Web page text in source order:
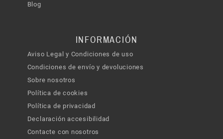
Blog
INFORMACIÓN
Aviso Legal y Condiciones de uso
Condiciones de envío y devoluciones
Sobre nosotros
Política de cookies
Política de privacidad
Declaración accesibilidad
Contacte con nosotros